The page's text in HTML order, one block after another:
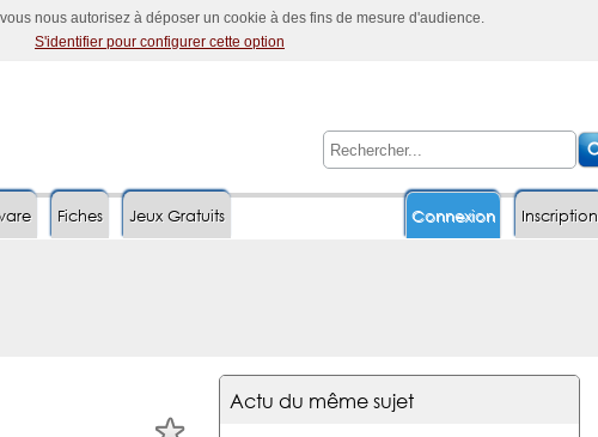
nous autorisez à déposer un cookie à des fins de mesure d'audience.
S'identifier pour configurer cette option
Inscription
Fiches Connexion
Jeux Gratuits
Actu du même sujet